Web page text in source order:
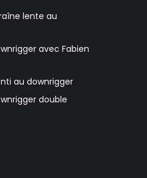
lente au
avec Fabien
au downrigger
double